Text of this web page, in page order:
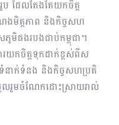
ដែលតែងតែយកចិត្ត
ងមិត្តភាព និងកិច្ចសហ
មិផងរបងជាប់កម្ពុជា។
យកចិត្ត​ទុកដាក់ខ្ពស់ពីស
ទំនាក់ទំនង និងកិច្ចសហប្រតិ​
ចូលរួមចំណែកដោះស្រាយរាល់